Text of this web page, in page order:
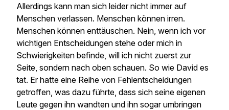
Allerdings kann man sich leider nicht immer auf
Menschen verlassen. Menschen können irren.
Menschen können enttäuschen. Nein, wenn ich vor
wichtigen Entscheidungen stehe oder mich in
Schwierigkeiten befinde, will ich nicht zuerst zur
Seite, sondern nach oben schauen. So wie David es
tat. Er hatte eine Reihe von Fehlentscheidungen
getroffen, was dazu führte, dass sich seine eigenen
Leute gegen ihn wandten und ihn sogar umbringen